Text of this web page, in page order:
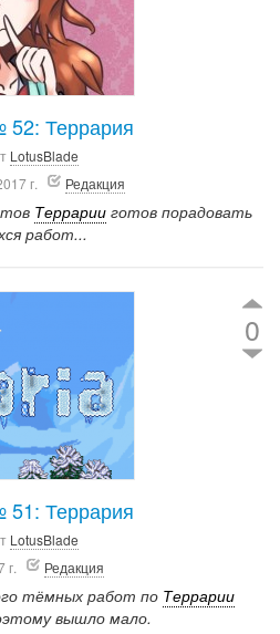
52: Террария
LotusBlade
г. Редакция
Террарии готов порадовать
работ...
0
51: Террария
LotusBlade
г. Редакция
тёмных работ по Террарии
вышло мало.